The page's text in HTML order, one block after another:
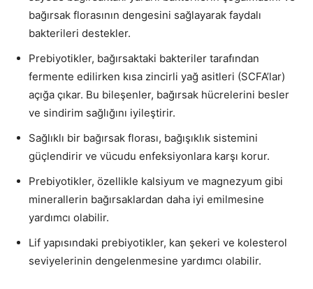
bağırsak florasının dengesini sağlayarak faydalı
bakterileri destekler.
Prebiyotikler, bağırsaktaki bakteriler tarafından
fermente edilirken kısa zincirli yağ asitleri (SCFA’lar)
açığa çıkar. Bu bileşenler, bağırsak hücrelerini besler
ve sindirim sağlığını iyileştirir.
Sağlıklı bir bağırsak florası, bağışıklık sistemini
güçlendirir ve vücudu enfeksiyonlara karşı korur.
Prebiyotikler, özellikle kalsiyum ve magnezyum gibi
minerallerin bağırsaklardan daha iyi emilmesine
yardımcı olabilir.
Lif yapısındaki prebiyotikler, kan şekeri ve kolesterol
seviyelerinin dengelenmesine yardımcı olabilir.